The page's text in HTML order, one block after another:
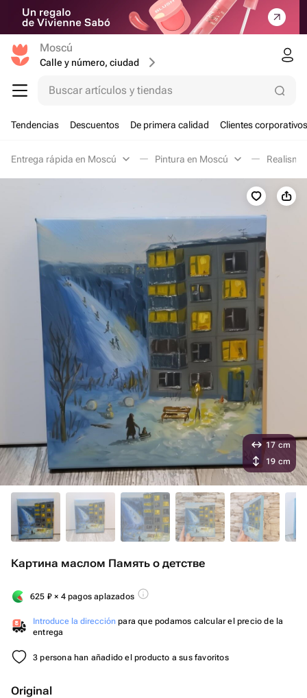
Moscú
Calle y número, ciudad
Buscar artículos y tiendas
Tendencias Descuentos De primera calidad Clientes corporativos
Entrega rápida en Moscú Pintura en Moscú
Картина маслом Память о детстве
625 ₽ × 4 pagos aplazados
Introduce la dirección para que podamos calcular el precio de la
entrega
3 persona han añadido el producto a sus favoritos
Original
17 cm
19 cm